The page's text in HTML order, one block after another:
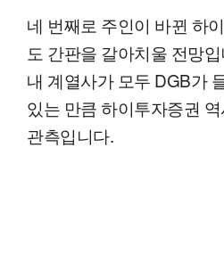
네 번째로 주인이 바뀐 하
도 간판을 갈아치울 전망
내 계열사가 모두 DGB가
있는 만큼 하이투자증권
관측입니다.